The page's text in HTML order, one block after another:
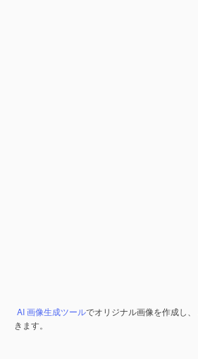
AI 画像生成ツールでオリジナル画像を作成し、
きます。